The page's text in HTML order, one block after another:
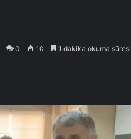
0 10 1 dakika okuma süresi